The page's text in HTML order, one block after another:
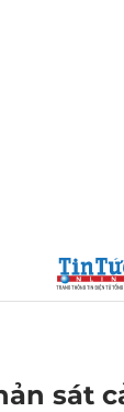
sát